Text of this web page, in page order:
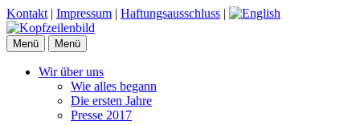
Kontakt | Impressum | Haftungsausschluss |
Menü Menü
Wir über uns
Wie alles begann
Die ersten Jahre
Presse 2017